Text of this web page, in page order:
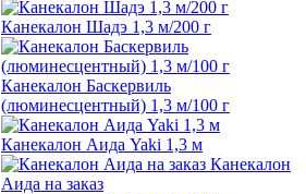
Канекалон Шадэ 1,3 м/200 г
Канекалон Баскервиль
(люминесцентный) 1,3 м/100 г
Канекалон Аида Yaki 1,3 м
Канекалон
Аида на заказ